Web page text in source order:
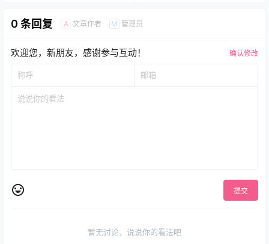
0 条回复 A 文章作者 M 管理员
欢迎您，新朋友，感谢参与互动！ 确认修改
提交
暂无讨论，说说你的看法吧